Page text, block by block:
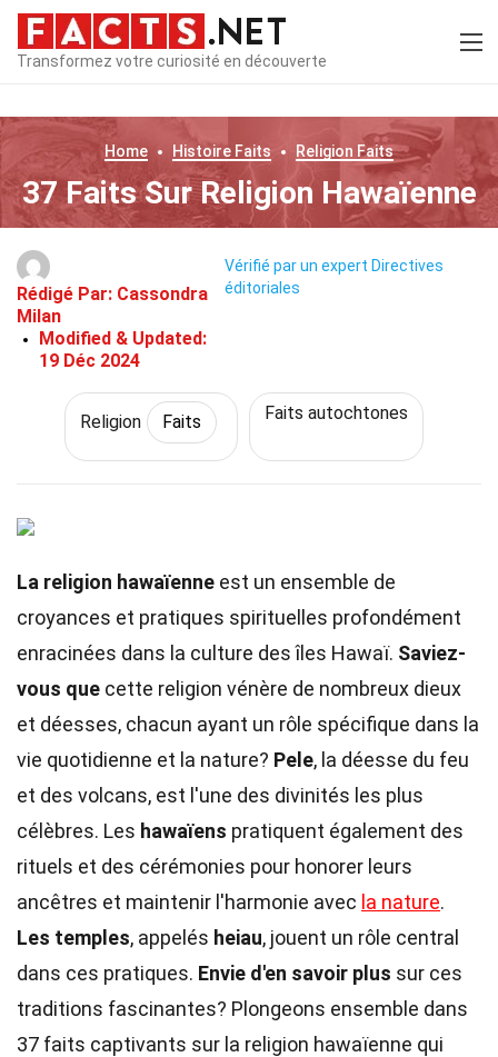
Transformez votre curiosité en découverte
Home Histoire Faits Religion Faits
37 Faits Sur Religion Hawaïenne
Rédigé Par: Cassondra
Milan
Modified & Updated:
19 Déc 2024
Vérifié par un expert Directives
éditoriales
Religion Faits Faits autochtones
La religion hawaïenne est un ensemble de
croyances et pratiques spirituelles profondément
enracinées dans la culture des îles Hawaï. Saviez-
vous que cette religion vénère de nombreux dieux
et déesses, chacun ayant un rôle spécifique dans la
vie quotidienne et la nature? Pele, la déesse du feu
et des volcans, est l'une des divinités les plus
célèbres. Les hawaïens pratiquent également des
rituels et des cérémonies pour honorer leurs
ancêtres et maintenir l'harmonie avec la nature.
Les temples, appelés heiau, jouent un rôle central
dans ces pratiques. Envie d'en savoir plus sur ces
traditions fascinantes? Plongeons ensemble dans
37 faits captivants sur la religion hawaïenne qui